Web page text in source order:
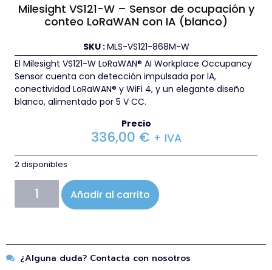
Milesight VS121-W – Sensor de ocupación y
conteo LoRaWAN con IA (blanco)
SKU :MLS-VS121-868M-W
El Milesight VS121-W LoRaWAN® AI Workplace Occupancy
Sensor cuenta con detección impulsada por IA,
conectividad LoRaWAN® y WiFi 4, y un elegante diseño
blanco, alimentado por 5 V CC.
Precio
336,00 € + IVA
2 disponibles
Añadir al carrito
¿Alguna duda? Contacta con nosotros